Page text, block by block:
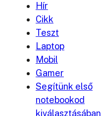
Hír
Cikk
Teszt
Laptop
Mobil
Gamer
Segítünk első
notebookod